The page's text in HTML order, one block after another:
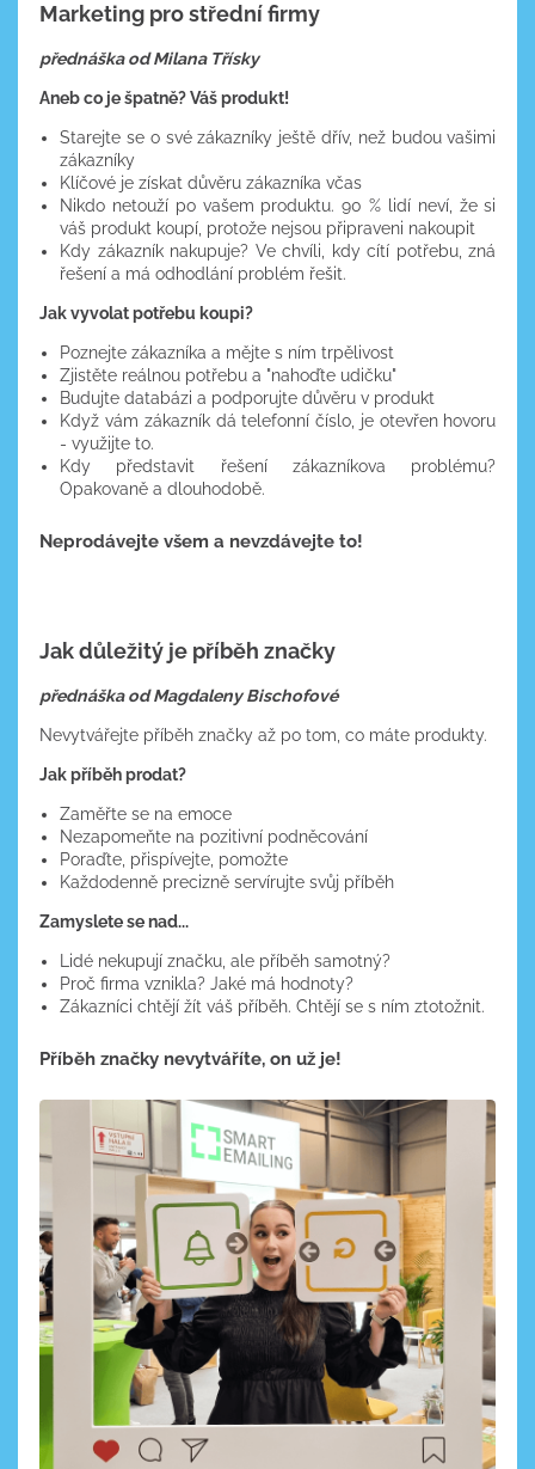
Marketing pro střední firmy
přednáška od Milana Třísky
Aneb co je špatně? Váš produkt!
Starejte se o své zákazníky ještě dřív, než budou vašimi
zákazníky
Klíčové je získat důvěru zákazníkavčas
Nikdo netouží po vašem produktu. 90 % lidí neví, že si
váš produkt koupí, protože nejsou připraveni nakoupit
Kdy zákazník nakupuje? Ve chvíli, kdy cítí potřebu, zná
řešení a má odhodlání problém řešit.
Jak vyvolat potřebu koupi?
Poznejte zákazníka a mějte s ním trpělivost
Zjistěte reálnou potřebu a "nahoďte udičku"
Budujte databázi a podporujte důvěru v produkt
Když vám zákazník dá telefonní číslo, je otevřen hovoru
- využijte to.
Kdy představit řešení zákazníkova problému?
Opakovaně a dlouhodobě.
Neprodávejte všem a nevzdávejte to!
Jak důležitý je příběh značky
přednáška od Magdaleny Bischofové
Nevytvářejte příběh značky až po tom, co máte produkty.
Jak příběh prodat?
Zaměřte se na emoce
Nezapomeňte na pozitivní podněcování
Poraďte, přispívejte, pomožte
Každodenně precizně servírujte svůj příběh
Zamyslete se nad...
Lidé nekupují značku, ale příběh samotný?
Proč firma vznikla? Jaké má hodnoty?
Zákazníci chtějí žít váš příběh. Chtějí se s ním ztotožnit.
Příběh značky nevytváříte, on už je!